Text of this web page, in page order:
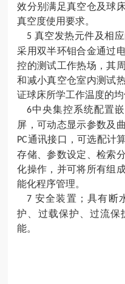
效分别满足真空仓及球
真空度使用要求。
5 真空发热元件及相
采用双半环钼合金通过
控的测试工作热场，其
和减小真空仓室内测试
证球床所学工作温度的均
6中央集控系统配置
屏，可动态显示参数及
PC通讯接口，可选配计
存储、参数设定、检索
化操作，并可将所有组
能化程序管理。
7 安全装置；具有断
护、过载保护、过流保
能。